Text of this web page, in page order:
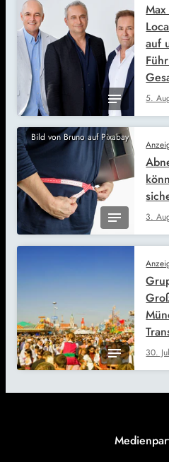
5.
auf
Bild von Bruno auf Pixabay
3.
30.